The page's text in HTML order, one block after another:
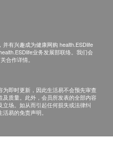
不会承担任何责任或赔
据阁下提供的地址尽力
地址，若因阁下的原因
30日后仍不成功派送，康
利包括任何拒绝要求退款
有兴趣成为健康网购 health.ESDlife
业务发展部联络。我们会
合作详情。
即时更新，因此生活易不会预先审查
质量。此外，会员所发表的全部内容
场。如从而引起任何损失或法律纠
易的免责声明。